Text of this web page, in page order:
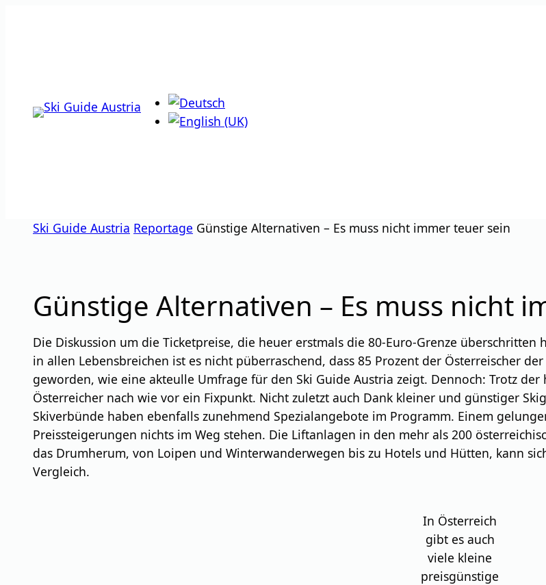
Ski Guide Austria Reportage Günstige Alternativen – Es muss nicht immer teuer sein
Günstige Alternativen – Es muss nicht
Die Diskussion um die Ticketpreise, die heuer erstmals die 80-Euro-Grenze
in allen Lebensbreichen ist es nicht püberraschend, dass 85 Prozent der Österreischer
geworden, wie eine akteulle Umfrage für den Ski Guide Austria zeigt. Dennoch: Trotz
Österreicher nach wie vor ein Fixpunkt. Nicht zuletzt auch Dank kleiner und günstiger
Skiverbünde haben ebenfalls zunehmend Spezialangebote im Programm. Einem
Preissteigerungen nichts im Weg stehen. Die Liftanlagen in den mehr als 200
das Drumherum, von Loipen und Winterwanderwegen bis zu Hotels und Hütten, kann
Vergleich.
In Österreich
gibt es auch
viele kleine
preisgünstige